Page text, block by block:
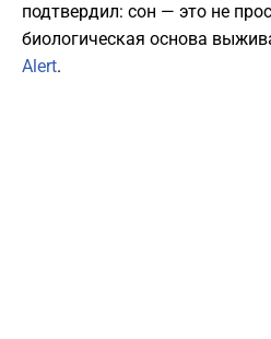
подтвердил: сон — это не
биологическая основа
Alert.